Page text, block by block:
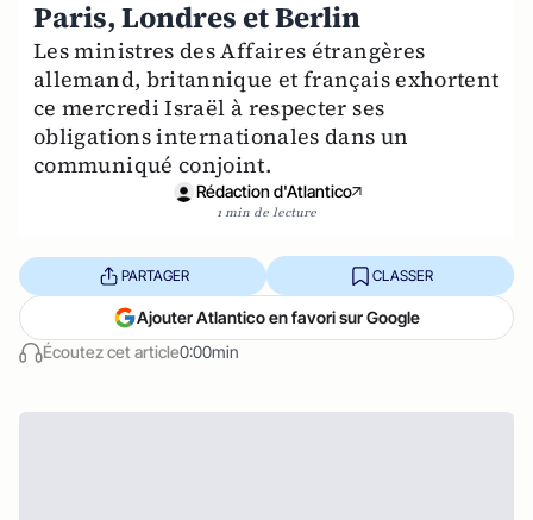
Paris, Londres et Berlin
Les ministres des Affaires étrangères
allemand, britannique et français exhortent
ce mercredi Israël à respecter ses
obligations internationales dans un
communiqué conjoint.
Rédaction d'Atlantico
1 min de lecture
Écoutez cet article0:00min
PARTAGER CLASSER
Ajouter Atlantico en favori sur Google